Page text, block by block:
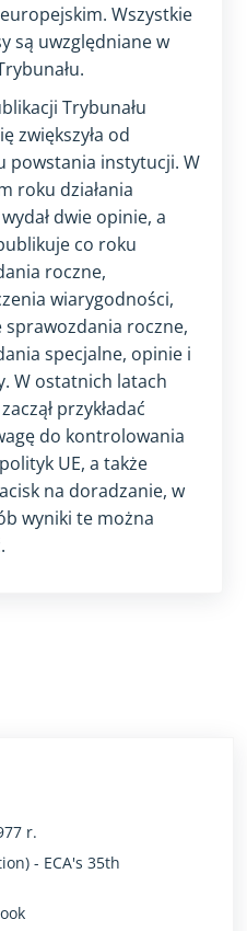
Wszystkie
są uwzględniane w
Trybunału
zwiększyła od
powstania instytucji. W
roku działania
dwie opinie, a
co roku
roczne,
wiarygodności,
sprawozdania roczne,
specjalne, opinie i
W ostatnich latach
przykładać
do kontrolowania
UE, a także
na doradzanie, w
wyniki te można
r.
- ECA's 35th